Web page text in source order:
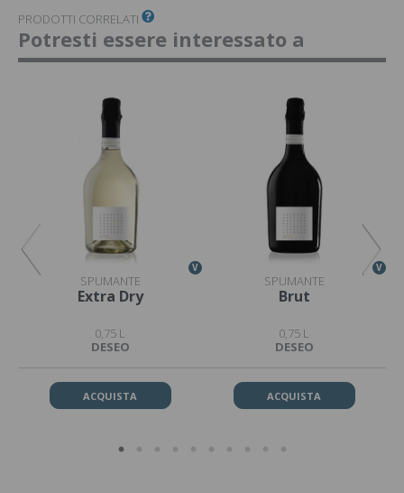
PRODOTTI CORRELATI
Potresti essere interessato a
V
SPUMANTE
Extra Dry
0,75 L
DESEO
ACQUISTA
V
SPUMANTE
Brut
0,75 L
DESEO
ACQUISTA